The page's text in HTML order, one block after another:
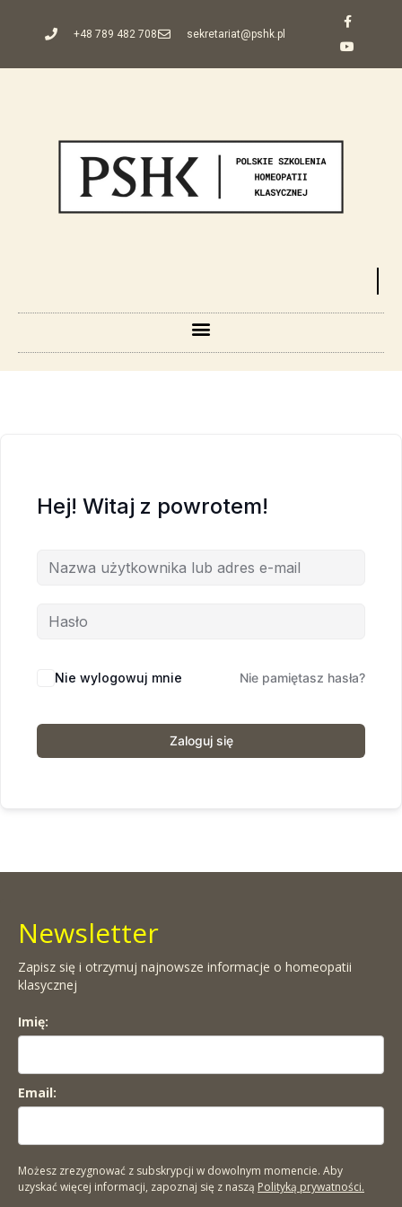
+48 789 482 708 sekretariat@pshk.pl
Hej! Witaj z powrotem!
Nie wylogowuj mnie Nie pamiętasz hasła?
Zaloguj się
Newsletter
Zapisz się i otrzymuj najnowsze informacje o homeopatii
klasycznej
Imię:
Email:
Możesz zrezygnować z subskrypcji w dowolnym momencie. Aby
uzyskać więcej informacji, zapoznaj się z naszą Polityką prywatności.